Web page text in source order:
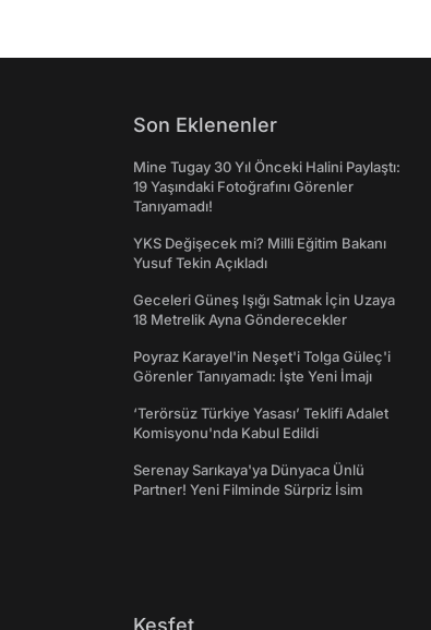
Son Eklenenler
Mine Tugay 30 Yıl Önceki Halini Paylaştı:
19 Yaşındaki Fotoğrafını Görenler
Tanıyamadı!
YKS Değişecek mi? Milli Eğitim Bakanı
Yusuf Tekin Açıkladı
Geceleri Güneş Işığı Satmak İçin Uzaya
18 Metrelik Ayna Gönderecekler
Poyraz Karayel'in Neşet'i Tolga Güleç'i
Görenler Tanıyamadı: İşte Yeni İmajı
‘Terörsüz Türkiye Yasası’ Teklifi Adalet
Komisyonu'nda Kabul Edildi
Serenay Sarıkaya'ya Dünyaca Ünlü
Partner! Yeni Filminde Sürpriz İsim
Keşfet